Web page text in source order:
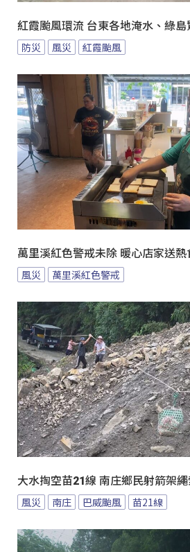
紅霞颱風環流 台東各地淹水、綠島
防災 風災 紅霞颱風
萬里溪紅色警戒未除 暖心店家送熱
風災 萬里溪紅色警戒
大水掏空苗21線 南庄鄉民射箭架
風災 南庄 巴威颱風 苗21線